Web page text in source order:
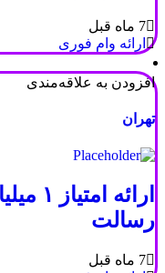
7 ماه قبل
ارائه وام فوری
افزودن به علاقه‌مندی
تهران
رسالت
7 ماه قبل